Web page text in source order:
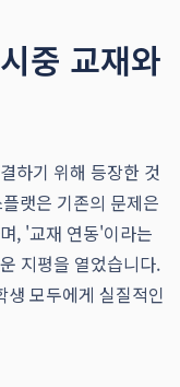
중 교재와
하기 위해 등장한 것
랫은 기존의 문제은
, '교재 연동'이라는
지평을 열었습니다.
모두에게 실질적인